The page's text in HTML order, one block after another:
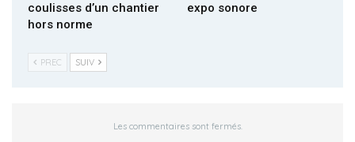
coulisses d’un chantier
hors norme
expo sonore
PREC SUIV
Les commentaires sont fermés.